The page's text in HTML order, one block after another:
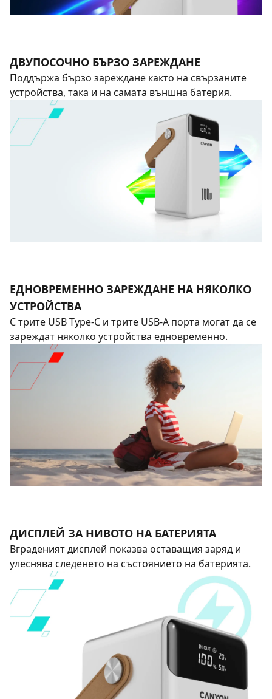
ДВУПОСОЧНО БЪРЗО ЗАРЕЖДАНЕ
Поддържа бързо зареждане както на свързаните
устройства, така и на самата външна батерия.
ЕДНОВРЕМЕННО ЗАРЕЖДАНЕ НА НЯКОЛКО
УСТРОЙСТВА
С трите USB Type-C и трите USB-A порта могат да се
зареждат няколко устройства едновременно.
ДИСПЛЕЙ ЗА НИВОТО НА БАТЕРИЯТА
Вграденият дисплей показва оставащия заряд и
улеснява следенето на състоянието на батерията.